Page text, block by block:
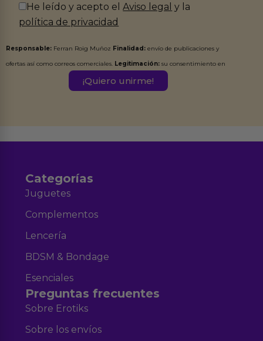
He leído y acepto elAviso legal y la
política de privacidad
Responsable: Ferran Roig Muñoz Finalidad: envío de publicaciones y
ofertas así como correos comerciales. Legitimación: su consentimiento en
Destinatarios:Ferran Roig Muñoz. Podrás ejercer tus
Categorías
Juguetes
Complementos
Lencería
BDSM & Bondage
Esenciales
Preguntas frecuentes
Sobre Erotiks
Sobre los envíos